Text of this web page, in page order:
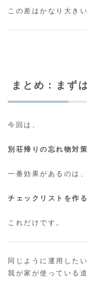
この差はかなり大き
まとめ：まず
今回は、
別荘帰りの忘れ物対策
一番効果があるのは、
チェックリストを作
これだけです。
同じように運用した
我が家が使っている